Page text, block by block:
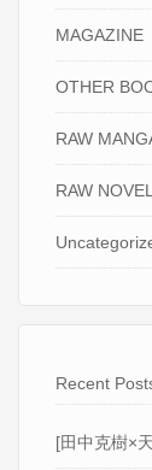
MAGAZINE
OTHER
RAW
RAW NOVEL
Recent
[田中克樹×